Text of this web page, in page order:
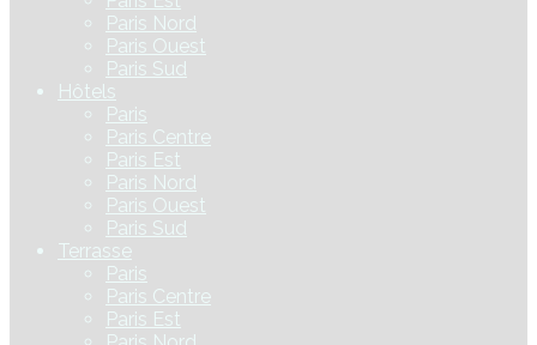
Paris Nord
Paris Ouest
Paris Sud
Hôtels
Paris
Paris Centre
Paris Est
Paris Nord
Paris Ouest
Paris Sud
Terrasse
Paris
Paris Centre
Paris Est